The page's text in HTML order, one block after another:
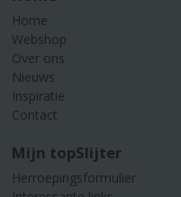
Home
Webshop
Over ons
Nieuws
Inspiratie
Contact
Mijn topSlijter
Herroepingsformulier